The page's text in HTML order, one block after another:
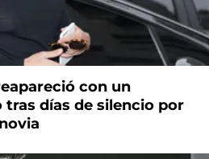
con un
días de silencio por